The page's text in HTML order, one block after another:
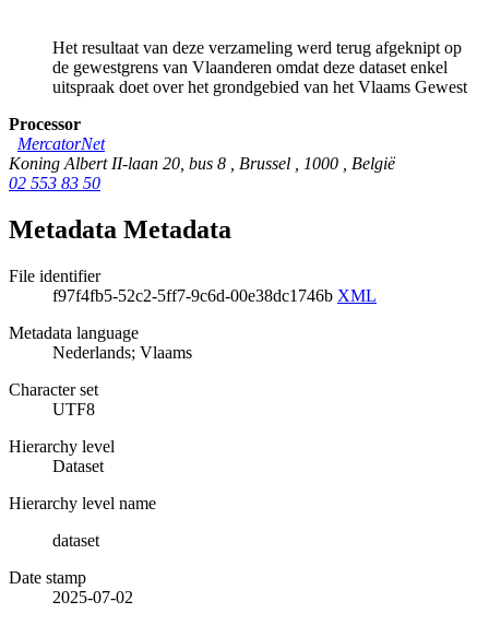
Het resultaat van deze verzameling werd terug afgeknipt op
de gewestgrens van Vlaanderen omdat deze dataset enkel
uitspraak doet over het grondgebied van het Vlaams Gewest
Processor
MercatorNet
Koning Albert II-laan 20, bus 8 , Brussel , 1000 , België
02 553 83 50
Metadata Metadata
File identifier
f97f4fb5-52c2-5ff7-9c6d-00e38dc1746b XML
Metadata language
Nederlands; Vlaams
Character set
UTF8
Hierarchy level
Dataset
Hierarchy level name
dataset
Date stamp
2025-07-02